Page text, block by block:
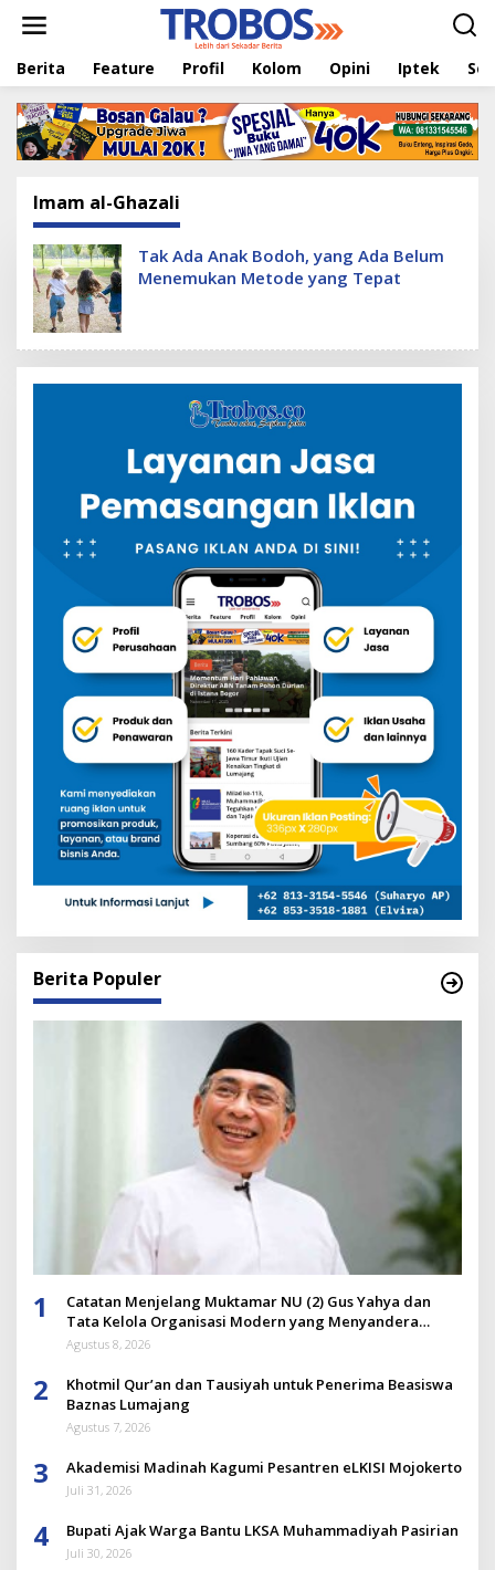
t
Berita Feature Profil Kolom Opini Iptek
Imam al-Ghazali
Tak Ada Anak Bodoh, yang Ada Belum
Menemukan Metode yang Tepat
Berita Populer
1
Catatan Menjelang Muktamar NU (2) Gus Yahya dan
Tata Kelola Organisasi Modern yang Menyandera
Dirinya
Agustus 8, 2026
2
Khotmil Qur’an dan Tausiyah untuk Penerima Beasiswa
Baznas Lumajang
Agustus 7, 2026
3 Akademisi Madinah Kagumi Pesantren eLKISI Mojokerto
Juli 31, 2026
4 Bupati Ajak Warga Bantu LKSA Muhammadiyah Pasirian
Juli 30, 2026